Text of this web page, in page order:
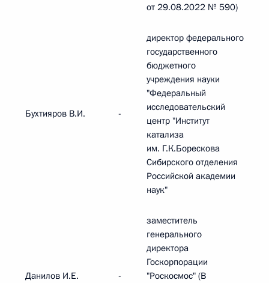
от 29.08.2022 № 590)
Бухтияров В.И. -
директор федерального
государственного
бюджетного
учреждения науки
"Федеральный
исследовательский
центр "Институт
катализа
им. Г.К.Борескова
Сибирского отделения
Российской академии
наук"
Данилов И.Е. -
заместитель
генерального
директора
Госкорпорации
"Роскосмос" (В